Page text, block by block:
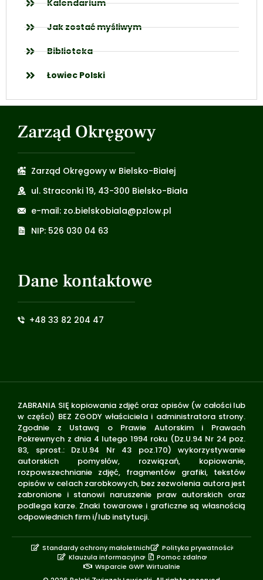
Kalendarium
Jak zostać myśliwym
Biblioteka
Łowiec Polski
Zarząd Okręgowy
Zarząd Okręgowy w Bielsko-Białej
ul. Straconki 19, 43-300 Bielsko-Biała
e-mail: zo.bielskobiala@pzlow.pl
NIP: 526 030 04 63
Dane kontaktowe
+48 33 82 204 47
ZABRANIA SIĘ kopiowania zdjęć oraz opisów (w całości lub
w części) BEZ ZGODY właściciela i administratora strony.
Zgodnie z Ustawą o Prawie Autorskim i Prawach
Pokrewnych z dnia 4 lutego 1994 roku (Dz.U.94 Nr 24 poz.
83, sprost.: Dz.U.94 Nr 43 poz.170) wykorzystywanie
autorskich pomysłów, rozwiązań, kopiowanie,
rozpowszechnianie zdjęć, fragmentów grafiki, tekstów
opisów w celach zarobkowych, bez zezwolenia autora jest
zabronione i stanowi naruszenie praw autorskich oraz
podlega karze. Znaki towarowe i graficzne są własnością
odpowiednich firm i/lub instytucji.
Standardy ochrony małoletnich
Polityka prywatności
Klauzula informacyjna
Pomoc zdalna
Wsparcie GWP Wirtualnie